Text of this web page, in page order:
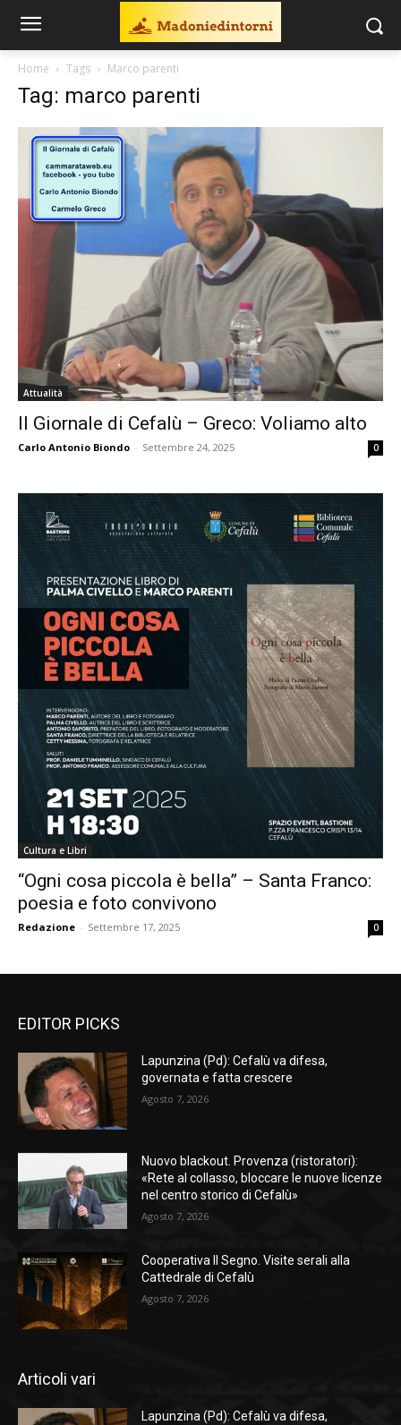
Home Tags Marco parenti
Tag: marco parenti
Attualità
Il Giornale di Cefalù – Greco: Voliamo alto
Carlo Antonio Biondo - Settembre 24, 2025 0
Cultura e Libri
“Ogni cosa piccola è bella” – Santa Franco:
poesia e foto convivono
Redazione - Settembre 17, 2025 0
EDITOR PICKS
Lapunzina (Pd): Cefalù va difesa,
governata e fatta crescere
Agosto 7, 2026
Nuovo blackout. Provenza (ristoratori):
«Rete al collasso, bloccare le nuove licenze
nel centro storico di Cefalù»
Agosto 7, 2026
Cooperativa Il Segno. Visite serali alla
Cattedrale di Cefalù
Agosto 7, 2026
Articoli vari
Lapunzina (Pd): Cefalù va difesa,